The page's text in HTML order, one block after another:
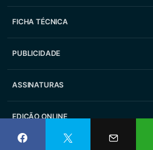
FICHA TÉCNICA
PUBLICIDADE
ASSINATURAS
EDIÇÃO ONLINE